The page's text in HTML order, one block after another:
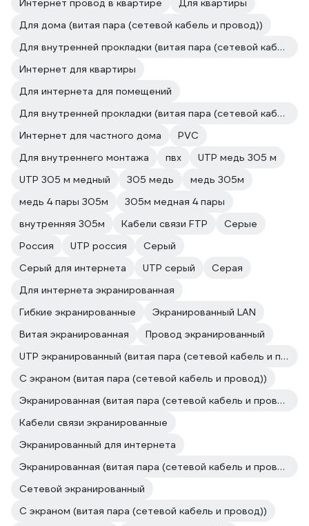
Интернет провод в квартире
Для квартиры
Для дома (витая пара (сетевой кабель и провод))
Для внутренней прокладки (витая пара (сетевой кабель и провод))
Интернет для квартиры
Для интернета для помещений
Для внутренней прокладки (витая пара (сетевой кабель и провод))
Интернет для частного дома
PVC
Для внутреннего монтажа
пвх
UTP медь 305 м
UTP 305 м медный
305 медь
медь 305м
медь 4 пары 305м
305м медная 4 пары
внутренняя 305м
Кабели связи FTP
Серые
Россия
UTP россия
Серый
Серый для интернета
UTP серый
Серая
Для интернета экранированная
Гибкие экранированные
Экранированный LAN
Витая экранированная
Провод экранированный
UTP экранированный (витая пара (сетевой кабель и провод))
С экраном (витая пара (сетевой кабель и провод))
Экранированная (витая пара (сетевой кабель и провод))
Кабели связи экранированные
Экранированный для интернета
Экранированная (витая пара (сетевой кабель и провод))
Сетевой экранированный
С экраном (витая пара (сетевой кабель и провод))